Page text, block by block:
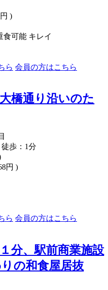
)
食可能 キレイ
ら 会員の方はこちら
橋通り沿いのた
歩：1分
円 )
ら 会員の方はこちら
分、駅前商業施設
の和食屋居抜